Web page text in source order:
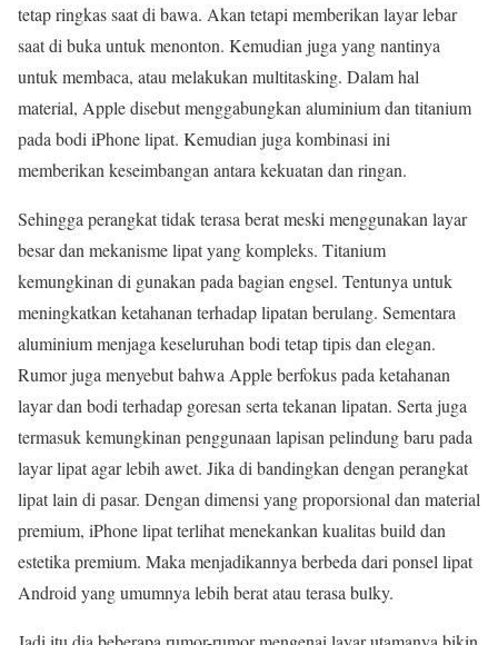
tetap ringkas saat di bawa. Akan tetapi memberikan layar lebar
saat di buka untuk menonton. Kemudian juga yang nantinya
untuk membaca, atau melakukan multitasking. Dalam hal
material, Apple disebut menggabungkan aluminium dan titanium
pada bodi iPhone lipat. Kemudian juga kombinasi ini
memberikan keseimbangan antara kekuatan dan ringan.
Sehingga perangkat tidak terasa berat meski menggunakan layar
besar dan mekanisme lipat yang kompleks. Titanium
kemungkinan di gunakan pada bagian engsel. Tentunya untuk
meningkatkan ketahanan terhadap lipatan berulang. Sementara
aluminium menjaga keseluruhan bodi tetap tipis dan elegan.
Rumor juga menyebut bahwa Apple berfokus pada ketahanan
layar dan bodi terhadap goresan serta tekanan lipatan. Serta juga
termasuk kemungkinan penggunaan lapisan pelindung baru pada
layar lipat agar lebih awet. Jika di bandingkan dengan perangkat
lipat lain di pasar. Dengan dimensi yang proporsional dan material
premium, iPhone lipat terlihat menekankan kualitas build dan
estetika premium. Maka menjadikannya berbeda dari ponsel lipat
Android yang umumnya lebih berat atau terasa bulky.